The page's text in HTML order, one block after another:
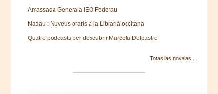
Amassada Generala IEO Federau
Nadau : Nuveus oraris a la Librariá occitana
Quatre podcasts per descubrir Marcela Delpastre
Totas las novelas ...